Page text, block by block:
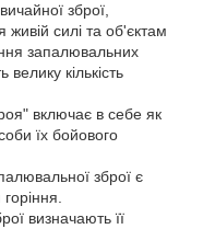
зброї,
силі та об'єктам
запалювальних
велику кількість
включає в себе як
їх бойового
зброї є
визначають її